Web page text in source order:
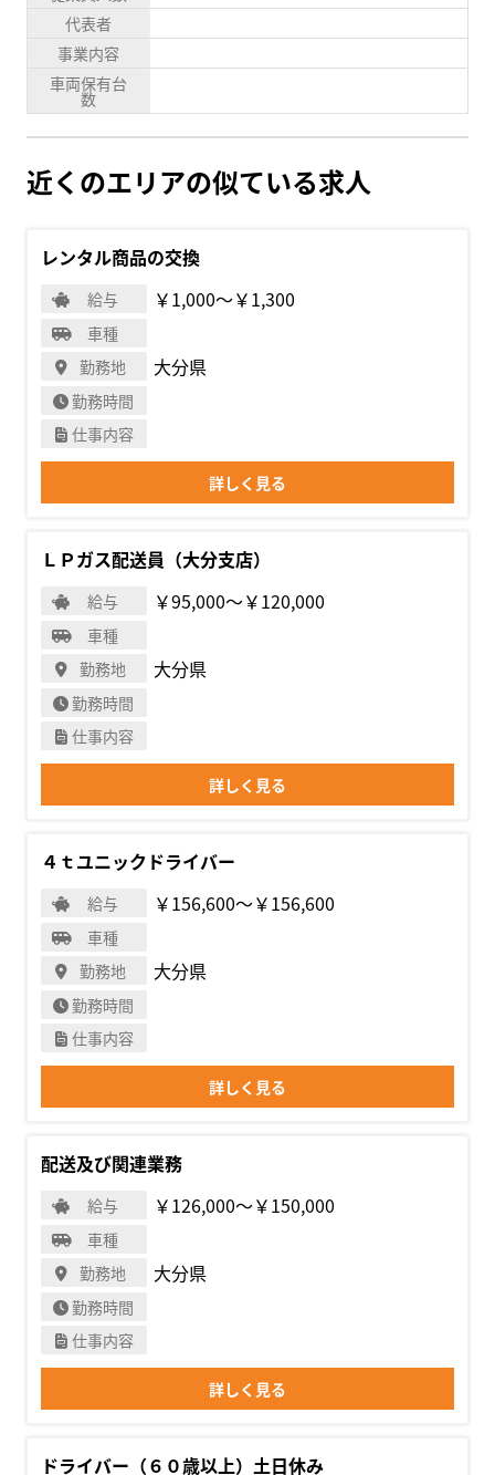
代表者
事業内容
車両保有台
数
近くのエリアの似ている求人
レンタル商品の交換
給与 ￥1,000〜￥1,300
車種
勤務地
大分県
勤務時間
仕事内容
詳しく見る
ＬＰガス配送員（大分支店）
給与 ￥95,000〜￥120,000
車種
勤務地
大分県
勤務時間
仕事内容
詳しく見る
４ｔユニックドライバー
給与 ￥156,600〜￥156,600
車種
勤務地
大分県
勤務時間
仕事内容
詳しく見る
配送及び関連業務
給与 ￥126,000〜￥150,000
車種
勤務地
大分県
勤務時間
仕事内容
詳しく見る
ドライバー（６０歳以上）土日休み